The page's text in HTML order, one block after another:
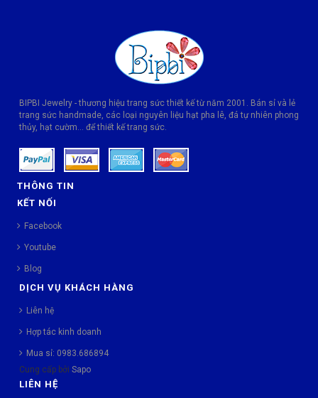
BIPBI Jewelry - thương hiệu trang sức thiết kế từ năm 2001. Bán sỉ và lẻ
trang sức handmade, các loại nguyên liệu hạt pha lê, đá tự nhiên phong
thủy, hạt cườm... để thiết kế trang sức.
THÔNG TIN
KẾT NỐI
Facebook
Youtube
Blog
DỊCH VỤ KHÁCH HÀNG
Liên hệ
Hợp tác kinh doanh
Mua sỉ: 0983.686894
Cung cấp bởi Sapo
LIÊN HỆ